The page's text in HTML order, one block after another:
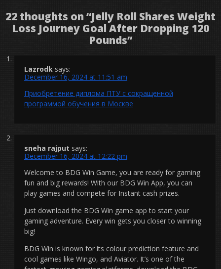
22 thoughts on “Jelly Roll Shares Weight
Loss Journey Goal After Dropping 120
Pounds”
Lazrodk says:
December 16, 2024 at 11:51 am
Приобретение диплома ПТУ с сокращенной
программой обучения в Москве
sneha rajput says:
December 16, 2024 at 12:22 pm
Welcome to BDG Win Game, you are ready for gaming
fun and big rewards! With our BDG Win App, you can
play games and compete for Instant cash prizes.
Just download the BDG Win game app to start your
gaming adventure. Every win gets you closer to winning
big!
BDG Win is known for its colour prediction feature and
cool games like Wingo, and Aviator. It’s one of the